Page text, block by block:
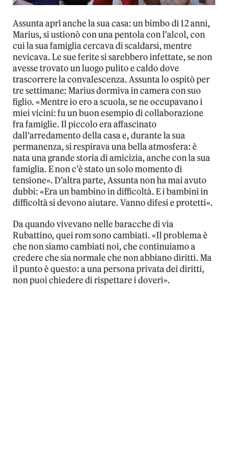
Assunta aprì anche la sua casa: un bimbo di 12 anni,
Marius, si ustionò con una pentola con l’alcol, con
cui la sua famiglia cercava di scaldarsi, mentre
nevicava. Le sue ferite si sarebbero infettate, se non
avesse trovato un luogo pulito e caldo dove
trascorrere la convalescenza. Assunta lo ospitò per
tre settimane: Marius dormiva in camera con suo
figlio. «Mentre io ero a scuola, se ne occupavano i
miei vicini: fu un buon esempio di collaborazione
fra famiglie. Il piccolo era affascinato
dall’arredamento della casa e, durante la sua
permanenza, si respirava una bella atmosfera: è
nata una grande storia di amicizia, anche con la sua
famiglia. E non c’è stato un solo momento di
tensione». D’altra parte, Assunta non ha mai avuto
dubbi: «Era un bambino in difficoltà. E i bambini in
difficoltà si devono aiutare. Vanno difesi e protetti».
Da quando vivevano nelle baracche di via
Rubattino, quei rom sono cambiati. «Il problema è
che non siamo cambiati noi, che continuiamo a
credere che sia normale che non abbiano diritti. Ma
il punto è questo: a una persona privata dei diritti,
non puoi chiedere di rispettare i doveri».